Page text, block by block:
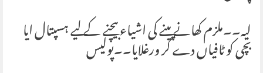
لیہ۔۔ملزم کھانے پینے کی اشیاء بیچنے کے لیے ہسپتال ایا
بچی کو ٹافیاں دے کر ورغلایا۔۔پولیس